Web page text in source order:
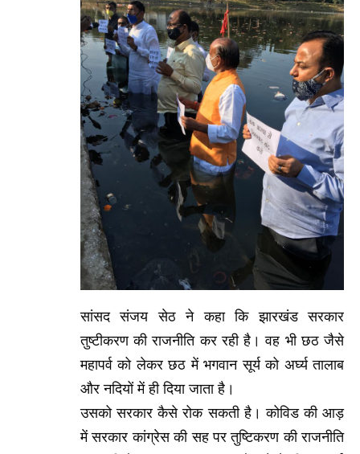
सांसद संजय सेठ ने कहा कि झारखंड सरकार
तुष्टीकरण की राजनीति कर रही है। वह भी छठ जैसे
महापर्व को लेकर छठ में भगवान सूर्य को अर्घ्य तालाब
और नदियों में ही दिया जाता है।
उसको सरकार कैसे रोक सकती है। कोविड की आड़
में सरकार कांग्रेस की सह पर तुष्टिकरण की राजनीति